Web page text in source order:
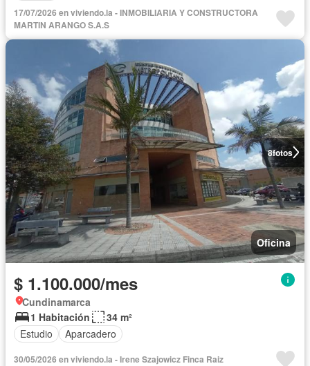
17/07/2026 en viviendo.la - INMOBILIARIA Y CONSTRUCTORA
MARTIN ARANGO S.A.S
8fotos
Oficina
$ 1.100.000/mes
Cundinamarca
1 Habitación
34 m²
Estudio
Aparcadero
30/05/2026 en viviendo.la - Irene Szajowicz Finca Raiz